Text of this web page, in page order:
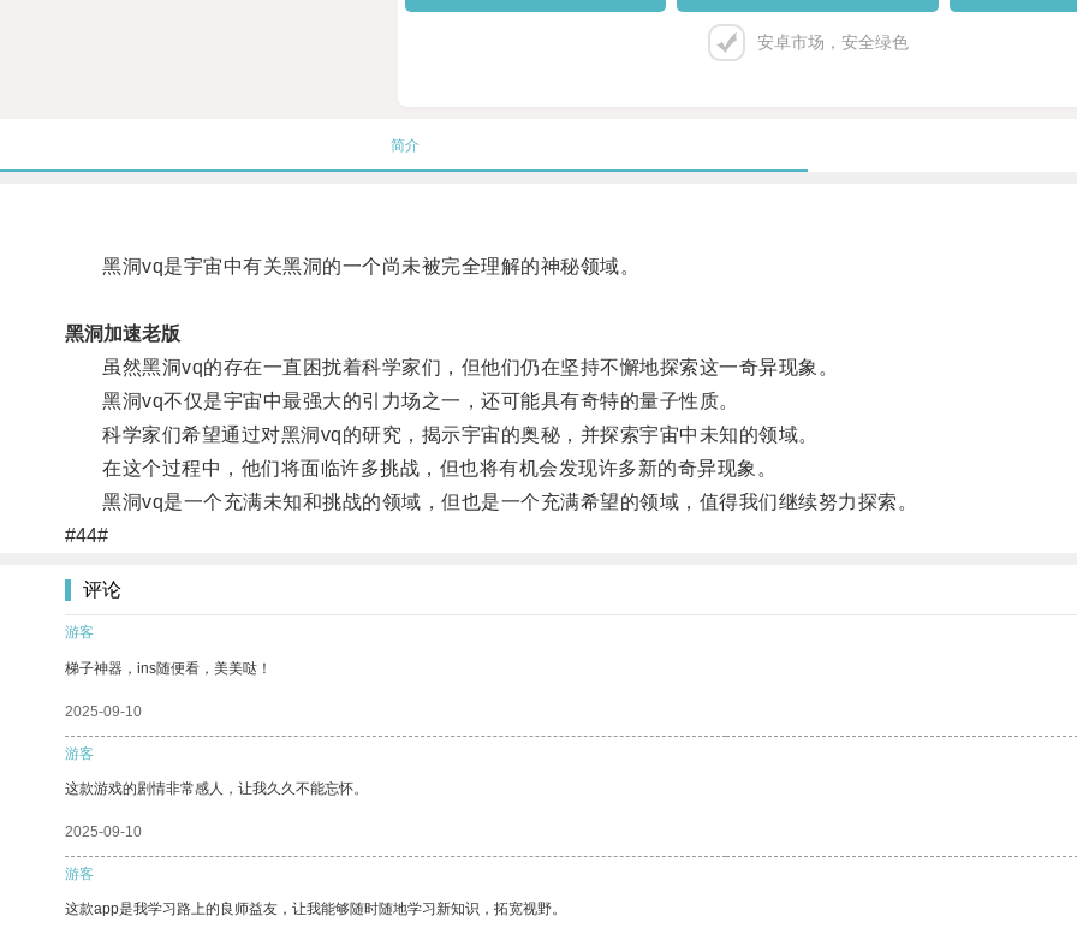
安卓市场，安全绿色
简介
黑洞vq是宇宙中有关黑洞的一个尚未被完全理解的神秘领域。
黑洞加速老版
虽然黑洞vq的存在一直困扰着科学家们，但他们仍在坚持不懈地探索这一奇异现象。
黑洞vq不仅是宇宙中最强大的引力场之一，还可能具有奇特的量子性质。
科学家们希望通过对黑洞vq的研究，揭示宇宙的奥秘，并探索宇宙中未知的领域。
在这个过程中，他们将面临许多挑战，但也将有机会发现许多新的奇异现象。
黑洞vq是一个充满未知和挑战的领域，但也是一个充满希望的领域，值得我们继续努力探索。
#44#
评论
游客
梯子神器，ins随便看，美美哒！
2025-09-10
游客
这款游戏的剧情非常感人，让我久久不能忘怀。
2025-09-10
游客
这款app是我学习路上的良师益友，让我能够随时随地学习新知识，拓宽视野。